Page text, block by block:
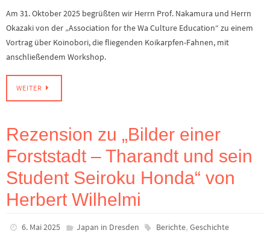
Am 31. Oktober 2025 begrüßten wir Herrn Prof. Nakamura und Herrn
Okazaki von der „Association for the Wa Culture Education“ zu einem
Vortrag über Koinobori, die fliegenden Koikarpfen-Fahnen, mit
anschließendem Workshop.
WEITER
Rezension zu „Bilder einer
Forststadt – Tharandt und sein
Student Seiroku Honda“ von
Herbert Wilhelmi
6. Mai 2025 Japan in Dresden Berichte, Geschichte